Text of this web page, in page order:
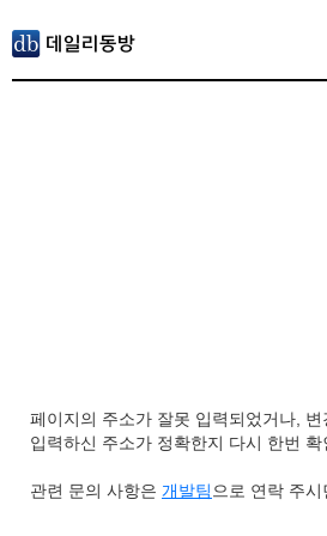
페이지의 주소가 잘못 입력되었거나,
입력하신 주소가 정확한지 다시 한번 확
관련 문의 사항은 개발팀 으로 연락 주